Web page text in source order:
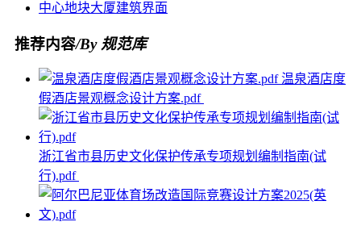
中心地块大厦建筑界面
推荐内容/By 规范库
温泉酒店度
假酒店景观概念设计方案.pdf
浙江省市县历史文化保护传承专项规划编制指南(试
行).pdf